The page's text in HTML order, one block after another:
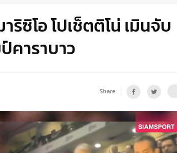
ริซิโอ โปเช็ตติโน่ เมินจับ
คาราบาว
Share